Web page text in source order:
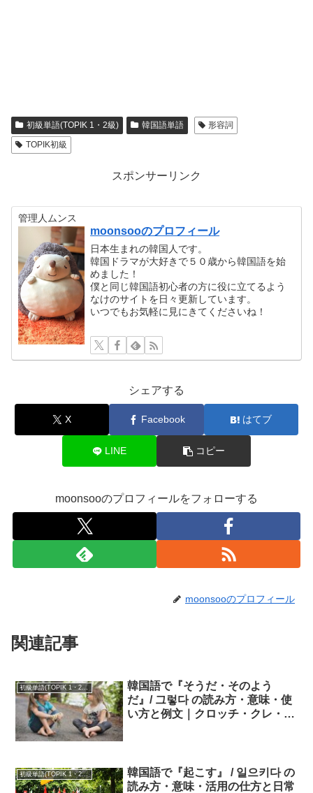
初級単語(TOPIK 1・2級) 韓国語単語
形容詞
TOPIK初級
スポンサーリンク
管理人ムンス
moonsooのプロフィール
日本生まれの韓国人です。
韓国ドラマが大好きで５０歳から韓国語を始
めました！
僕と同じ韓国語初心者の方に役に立てるよう
なけのサイトを日々更新しています。
いつでもお気軽に見にきてくださいね！
シェアする
X Facebook はてブ
LINE コピー
moonsooのプロフィールをフォローする
moonsooのプロフィール
関連記事
初級単語(TOPIK 1・2級)
韓国語で『そうだ・そのよう
だ』/ 그렇다 の読み方・意味・使
い方と例文｜クロッチ・クレ・ク
初級単語(TOPIK 1・2級)
韓国語で『起こす』 / 일으키다 の
読み方・意味・活用の仕方と日常